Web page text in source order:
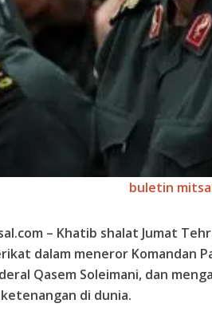
buletin
– Khatib shalat Jumat
dalam meneror Komandan
Qasem Soleimani, dan
di dunia.